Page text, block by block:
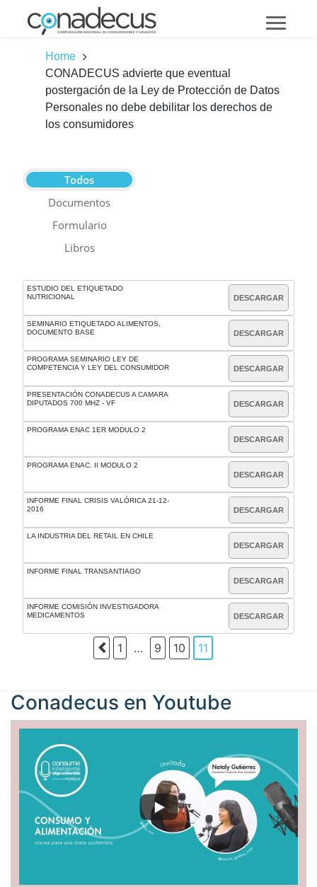
Home
CONADECUS advierte que eventual
postergación de la Ley de Protección de Datos
Personales no debe debilitar los derechos de
los consumidores
Todos
Documentos
Formulario
Libros
ESTUDIO DEL ETIQUETADO
NUTRICIONAL
DESCARGAR
SEMINARIO ETIQUETADO ALIMENTOS,
DOCUMENTO BASE
DESCARGAR
PROGRAMA SEMINARIO LEY DE
COMPETENCIA Y LEY DEL CONSUMIDOR
DESCARGAR
PRESENTACIÓN CONADECUS A CAMARA
DIPUTADOS 700 MHZ - VF
DESCARGAR
PROGRAMA ENAC 1ER MODULO 2
DESCARGAR
PROGRAMA ENAC. II MODULO 2
DESCARGAR
INFORME FINAL CRISIS VALÓRICA 21-12-
2016
DESCARGAR
LA INDUSTRIA DEL RETAIL EN CHILE
DESCARGAR
INFORME FINAL TRANSANTIAGO
DESCARGAR
INFORME COMISIÓN INVESTIGADORA
MEDICAMENTOS
DESCARGAR
1 … 9 10 11
Conadecus en Youtube